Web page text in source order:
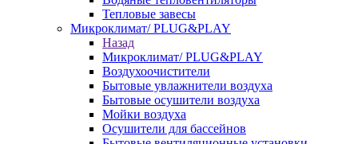
Тепловые завесы
Микроклимат/ PLUG&PLAY
Назад
Микроклимат/ PLUG&PLAY
Воздухоочистители
Бытовые увлажнители воздуха
Бытовые осушители воздуха
Мойки воздуха
Осушители для бассейнов